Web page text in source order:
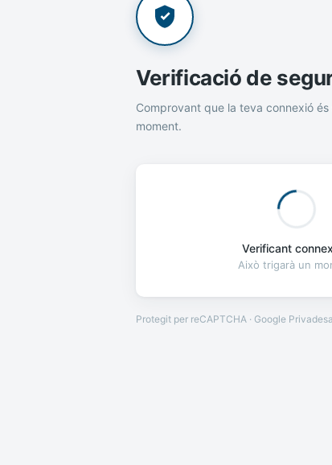
Verificació de
Comprovant que la teva connexió és
moment.
Verificant
Això trigarà un
Protegit per reCAPTCHA · Google Privadesa